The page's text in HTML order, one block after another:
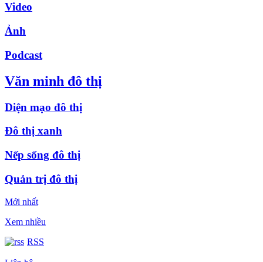
Video
Ảnh
Podcast
Văn minh đô thị
Diện mạo đô thị
Đô thị xanh
Nếp sống đô thị
Quản trị đô thị
Mới nhất
Xem nhiều
RSS